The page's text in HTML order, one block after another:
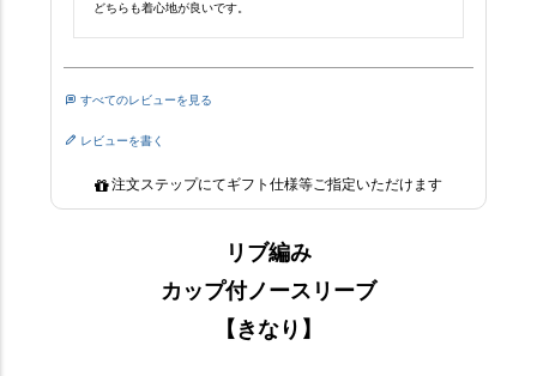
リブ編み
カップ付ノースリーブ
【きなり】
どちらも着心地が良いです。
すべてのレビューを見る
レビューを書く
注文ステップにてギフト仕様等ご指定いただけます